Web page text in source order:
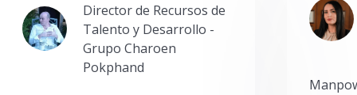
Director de Recursos de
Talento y Desarrollo -
Grupo Charoen
Pokphand